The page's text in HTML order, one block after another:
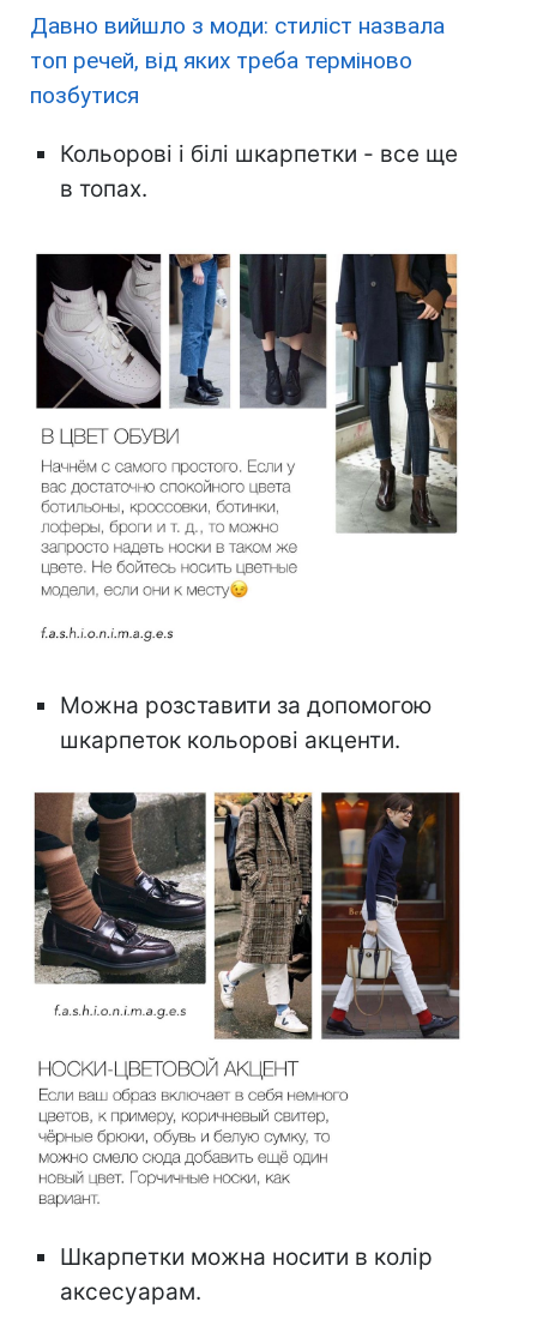
Давно вийшло з моди: стиліст назвала
топ речей, від яких треба терміново
позбутися
Кольорові і білі шкарпетки - все ще
в топах.
Можна розставити за допомогою
шкарпеток кольорові акценти.
Шкарпетки можна носити в колір
аксесуарам.